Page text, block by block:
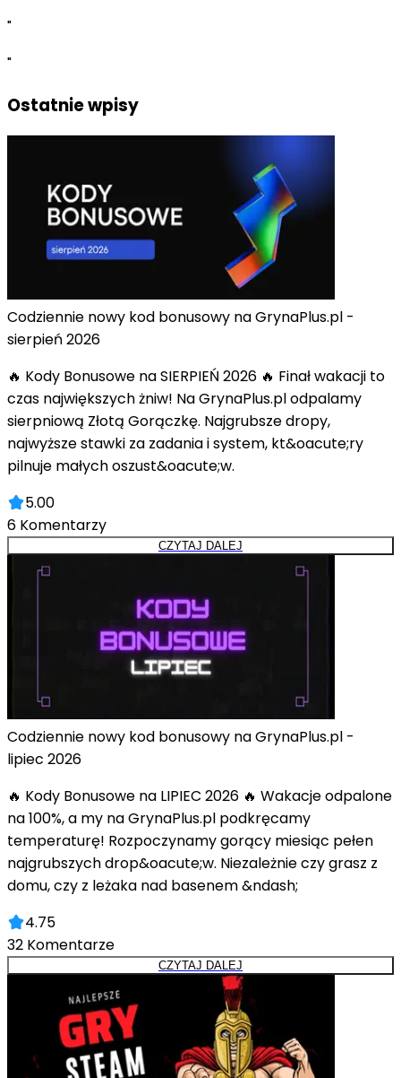
"
"
Ostatnie wpisy
Codziennie nowy kod bonusowy na GrynaPlus.pl -
sierpień 2026
🔥 Kody Bonusowe na SIERPIEŃ 2026 🔥 Finał wakacji to
czas największych żniw! Na GrynaPlus.pl odpalamy
sierpniową Złotą Gorączkę. Najgrubsze dropy,
najwyższe stawki za zadania i system, kt&oacute;ry
pilnuje małych oszust&oacute;w.
5.00
6 Komentarzy
CZYTAJ DALEJ
Codziennie nowy kod bonusowy na GrynaPlus.pl -
lipiec 2026
🔥 Kody Bonusowe na LIPIEC 2026 🔥 Wakacje odpalone
na 100%, a my na GrynaPlus.pl podkręcamy
temperaturę! Rozpoczynamy gorący miesiąc pełen
najgrubszych drop&oacute;w. Niezależnie czy grasz z
domu, czy z leżaka nad basenem &ndash;
4.75
32 Komentarze
CZYTAJ DALEJ